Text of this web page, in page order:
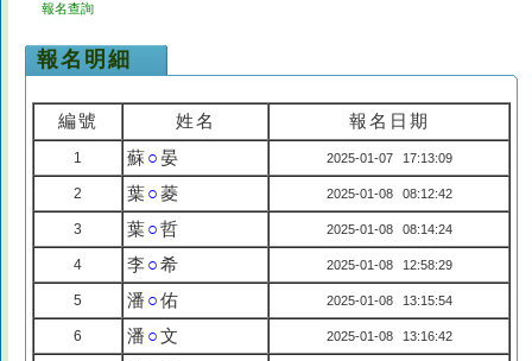
報名查詢
報名明細
編號 姓名 報名日期
1 蘇○晏 2025-01-07 17:13:09
2 葉○菱 2025-01-08 08:12:42
3 葉○哲 2025-01-08 08:14:24
4 李○希 2025-01-08 12:58:29
5 潘 ○佑 2025-01-08 13:15:54
6 潘 ○文 2025-01-08 13:16:42